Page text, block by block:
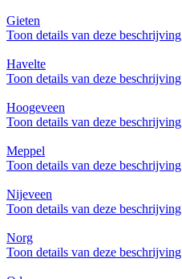
Gieten
Toon details van deze beschrijving
Havelte
Toon details van deze beschrijving
Hoogeveen
Toon details van deze beschrijving
Meppel
Toon details van deze beschrijving
Nijeveen
Toon details van deze beschrijving
Norg
Toon details van deze beschrijving